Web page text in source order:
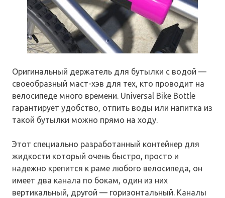
Оригинальный держатель для бутылки с водой —
своеобразный маст-хэв для тех, кто проводит на
велосипеде много времени. Universal Bike Bottle
гарантирует удобство, отпить воды или напитка из
такой бутылки можно прямо на ходу.
Этот специально разработанный контейнер для
жидкости который очень быстро, просто и
надежно крепится к раме любого велосипеда, он
имеет два канала по бокам, один из них
вертикальный, другой — горизонтальный. Каналы